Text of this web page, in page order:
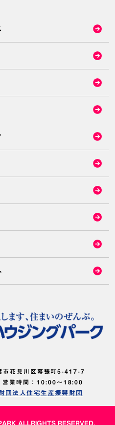
花見川区幕張町5-417-7
業時間：10:00～18:00
団法人住宅生産振興財団
ALLRIGHTS RESERVED.